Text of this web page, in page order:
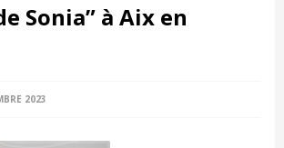
Sonia” à Aix en
2023